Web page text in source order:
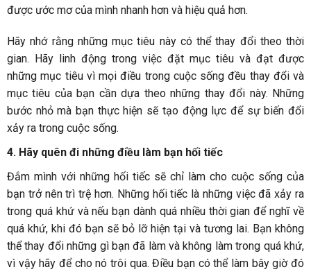
được ước mơ của mình nhanh hơn và hiệu quả hơn.
Hãy nhớ rằng những mục tiêu này có thể thay đổi theo thời
gian. Hãy linh động trong việc đặt mục tiêu và đạt được
những mục tiêu vì mọi điều trong cuộc sống đều thay đổi và
mục tiêu của bạn cần dựa theo những thay đổi này. Những
bước nhỏ mà bạn thực hiện sẽ tạo động lực để sự biến đổi
xảy ra trong cuộc sống.
4. Hãy quên đi những điều làm bạn hối tiếc
Đắm mình với những hối tiếc sẽ chỉ làm cho cuộc sống của
bạn trở nên trì trệ hơn. Những hối tiếc là những việc đã xảy ra
trong quá khứ và nếu bạn dành quá nhiều thời gian để nghĩ về
quá khứ, khi đó bạn sẽ bỏ lỡ hiện tại và tương lai. Bạn không
thể thay đổi những gì bạn đã làm và không làm trong quá khứ,
vì vậy hãy để cho nó trôi qua. Điều bạn có thể làm bây giờ đó